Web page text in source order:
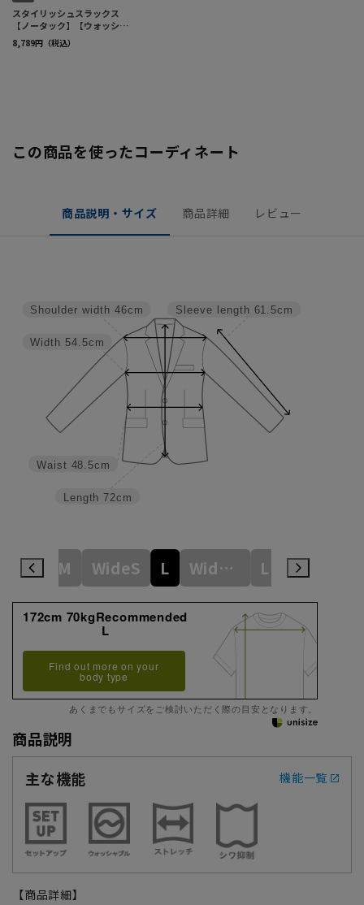
この商品を使ったコーディネート
商品説明・サイズ 商品詳細 レビュー
Sleeve length 61.5cm
Length 72cm
Waist 48.5cm
Width 54.5cm
Shoulder width 46cm
S M WideS L WideM LL WideL
172cm 70kgRecommended
L
Find out more on your
body type
あくまでもサイズをご検討いただく際の目安となります。
商品説明
主な機能
機能一覧
【商品詳細】